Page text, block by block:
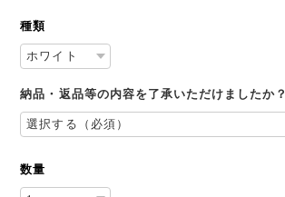
種類
納品・返品等の内容を了承いただけましたか？
数量